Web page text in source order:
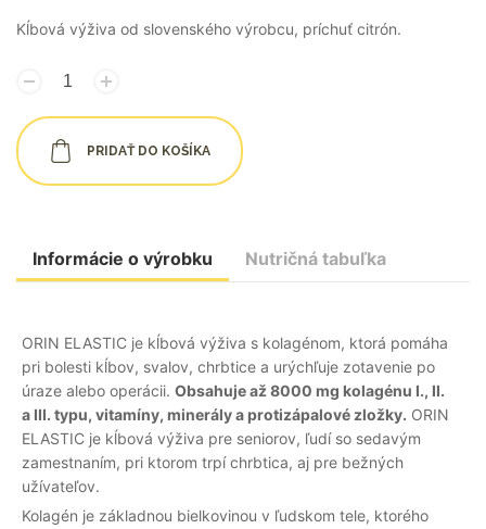
Kĺbová výživa od slovenského výrobcu, príchuť citrón.
PRIDAŤ DO KOŠÍKA
Informácie o výrobku Nutričná tabuľka
ORIN ELASTIC je kĺbová výživa s kolagénom, ktorá pomáha
pri bolesti kĺbov, svalov, chrbtice a urýchľuje zotavenie po
úraze alebo operácii. Obsahuje až 8000 mg kolagénu I., II.
a III. typu, vitamíny, minerály a protizápalové zložky. ORIN
ELASTIC je kĺbová výživa pre seniorov, ľudí so sedavým
zamestnaním, pri ktorom trpí chrbtica, aj pre bežných
užívateľov.
Kolagén je základnou bielkovinou v ľudskom tele, ktorého